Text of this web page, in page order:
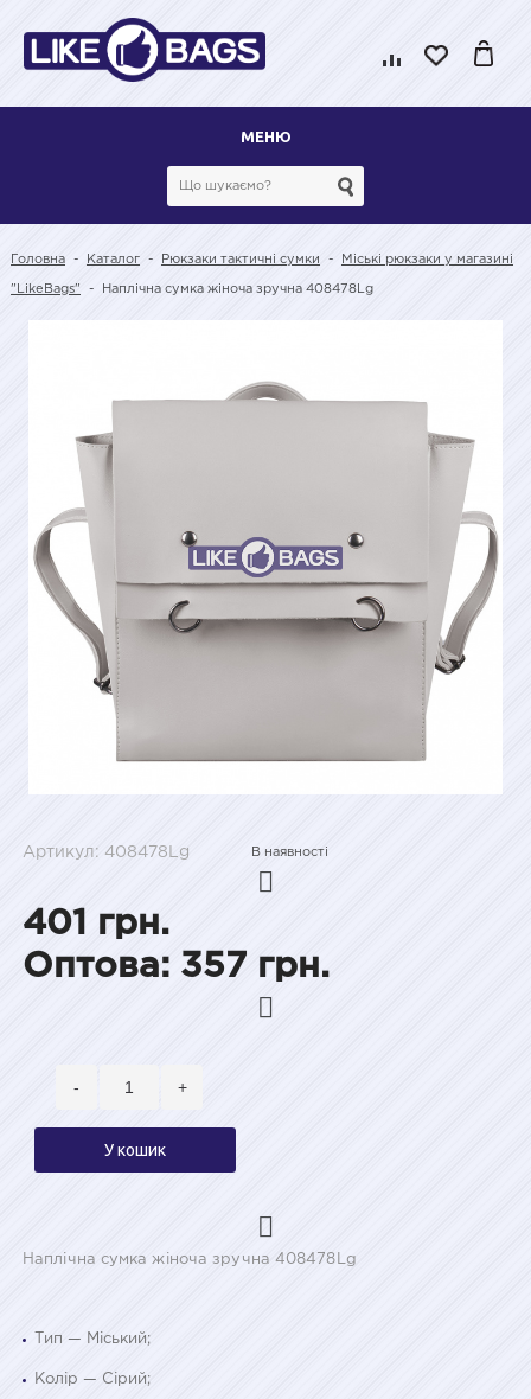
МЕНЮ
Головна - Каталог - Рюкзаки тактичні сумки - Міські рюкзаки у магазині
"LikeBags" - Наплічна сумка жіноча зручна 408478Lg
Артикул: 408478Lg В наявності
401 грн.
Оптова: 357 грн.
- +
У кошик
Наплічна сумка жіноча зручна 408478Lg
Тип — Міський;
Колір — Сірий;